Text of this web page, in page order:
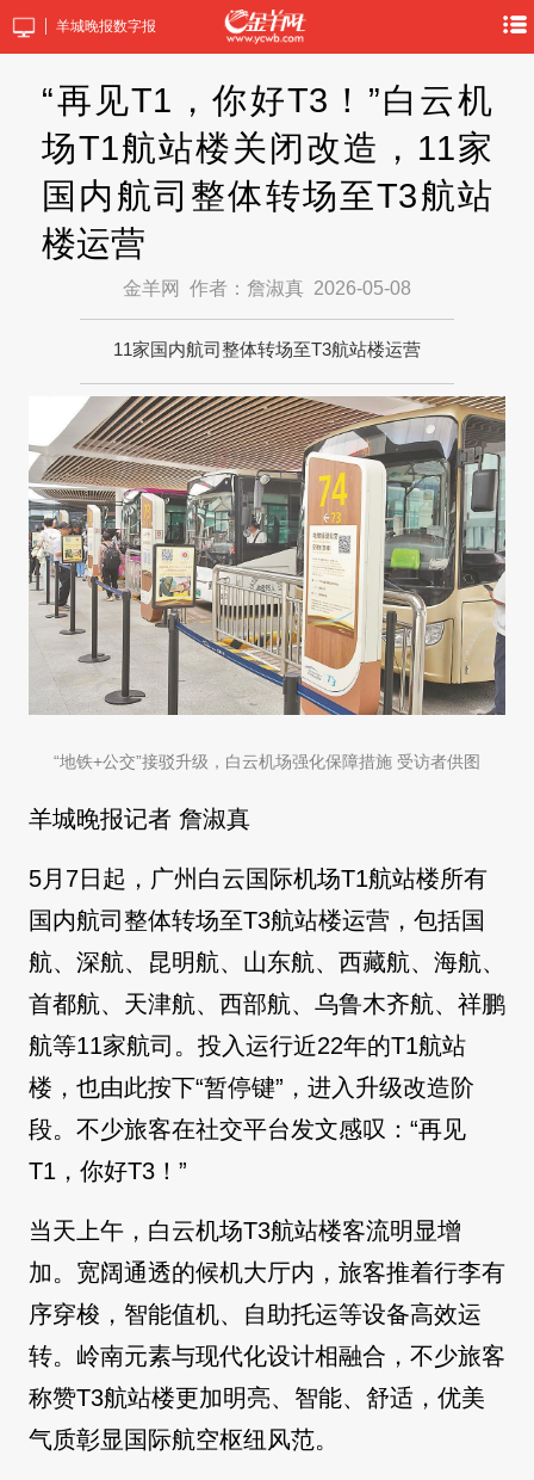
羊城晚报数字报
“再见T1，你好T3！”白云机
场T1航站楼关闭改造，11家
国内航司整体转场至T3航站
楼运营
金羊网 作者：詹淑真 2026-05-08
11家国内航司整体转场至T3航站楼运营
“地铁+公交”接驳升级，白云机场强化保障措施 受访者供图
羊城晚报记者 詹淑真
5月7日起，广州白云国际机场T1航站楼所有
国内航司整体转场至T3航站楼运营，包括国
航、深航、昆明航、山东航、西藏航、海航、
首都航、天津航、西部航、乌鲁木齐航、祥鹏
航等11家航司。投入运行近22年的T1航站
楼，也由此按下“暂停键”，进入升级改造阶
段。不少旅客在社交平台发文感叹：“再见
T1，你好T3！”
当天上午，白云机场T3航站楼客流明显增
加。宽阔通透的候机大厅内，旅客推着行李有
序穿梭，智能值机、自助托运等设备高效运
转。岭南元素与现代化设计相融合，不少旅客
称赞T3航站楼更加明亮、智能、舒适，优美
气质彰显国际航空枢纽风范。